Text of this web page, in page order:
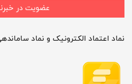
عضویت در
نماد اعتماد الکترونیک و نماد